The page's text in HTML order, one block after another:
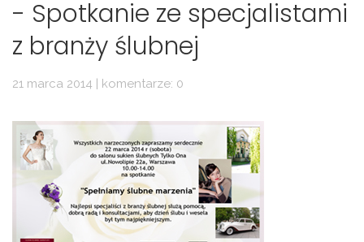
- Spotkanie ze specjalistami
z branży ślubnej
21 marca 2014 | komentarze: 0